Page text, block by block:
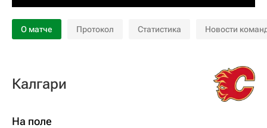
О матче Протокол Статистика Новости
Калгари
На поле